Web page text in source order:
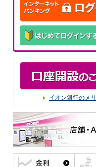
イオン銀行のメ